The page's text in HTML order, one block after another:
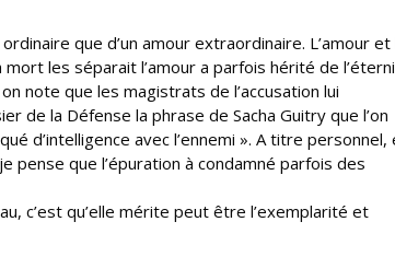
que d’un amour extraordinaire. L’amour et
les séparait l’amour a parfois hérité de
note que les magistrats de l’accusation lui
de la Défense la phrase de Sacha Guitry que l’on
d’intelligence avec l’ennemi ». A titre personnel,
que l’épuration à condamné parfois des
c’est qu’elle mérite peut être l’exemplarité et